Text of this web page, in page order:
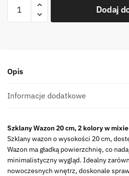
Szklany
kolory
mixie
HIT
20
x
10
Dodaj
Opis
Informacje dodatkowe
Szklany Wazon 20 cm, 2 kolory w mixie
Szklany wazon o wysokości 20 cm,
Wazon ma gładką powierzchnię, co
minimalistyczny wygląd. Idealny
nowoczesnych wnętrz, doskonale